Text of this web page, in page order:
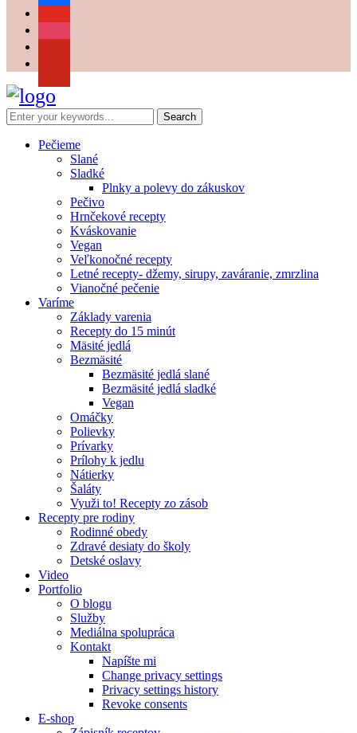
Pečieme
Slané
Sladké
Plnky a polevy do zákuskov
Pečivo
Hrnčekové recepty
Kváskovanie
Vegan
Veľkonočné recepty
Letné recepty- džemy, sirupy, zaváranie, zmrzlina
Vianočné pečenie
Varíme
Základy varenia
Recepty do 15 minút
Mäsité jedlá
Bezmäsité
Bezmäsité jedlá slané
Bezmäsité jedlá sladké
Vegan
Omáčky
Polievky
Prívarky
Prílohy k jedlu
Nátierky
Šaláty
Využi to! Recepty zo zásob
Recepty pre rodiny
Rodinné obedy
Zdravé desiaty do školy
Detské oslavy
Video
Portfolio
O blogu
Služby
Mediálna spolupráca
Kontakt
Napíšte mi
Change privacy settings
Privacy settings history
Revoke consents
E-shop